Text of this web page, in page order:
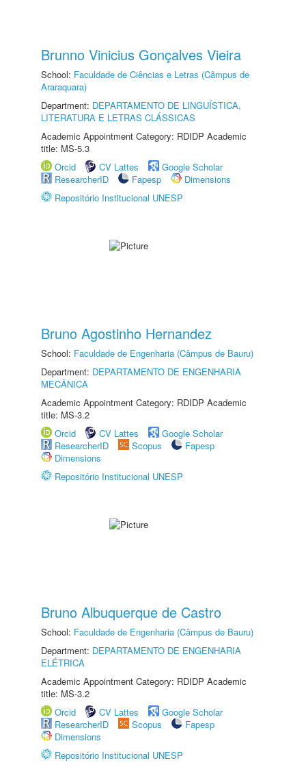
Brunno Vinicius Gonçalves Vieira
School: Faculdade de Ciências e Letras (Câmpus de
Araraquara)
Department: DEPARTAMENTO DE LINGUÍSTICA,
LITERATURA E LETRAS CLÁSSICAS
Academic Appointment Category: RDIDP Academic
title: MS-5.3
Orcid
CV Lattes
Google Scholar
ResearcherID
Fapesp
Dimensions
Repositório Institucional UNESP
Bruno Agostinho Hernandez
School: Faculdade de Engenharia (Câmpus de Bauru)
Department: DEPARTAMENTO DE ENGENHARIA
MECÂNICA
Academic Appointment Category: RDIDP Academic
title: MS-3.2
Orcid
CV Lattes
Google Scholar
ResearcherID
Scopus
Fapesp
Dimensions
Repositório Institucional UNESP
Bruno Albuquerque de Castro
School: Faculdade de Engenharia (Câmpus de Bauru)
Department: DEPARTAMENTO DE ENGENHARIA
ELÉTRICA
Academic Appointment Category: RDIDP Academic
title: MS-3.2
Orcid
CV Lattes
Google Scholar
ResearcherID
Scopus
Fapesp
Dimensions
Repositório Institucional UNESP